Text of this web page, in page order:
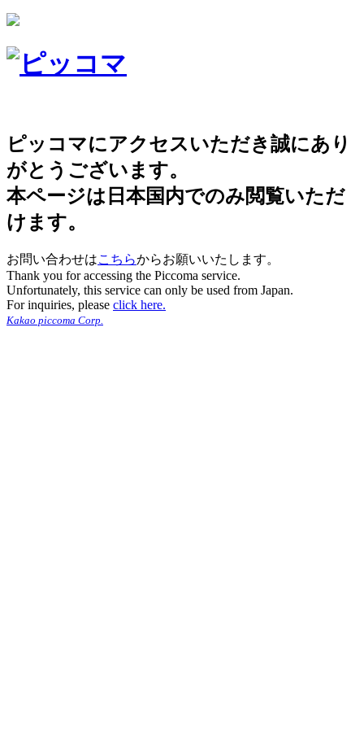
ピッコマにアクセスいただき誠にあり
がとうございます。
本ページは日本国内でのみ閲覧いただ
けます。
お問い合わせはこちらからお願いいたします。
Thank you for accessing the Piccoma service.
Unfortunately, this service can only be used from Japan.
For inquiries, please click here.
Kakao piccoma Corp.